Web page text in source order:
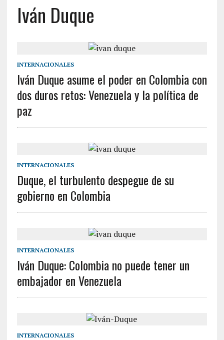
Iván Duque
INTERNACIONALES
Iván Duque asume el poder en Colombia con
dos duros retos: Venezuela y la política de
paz
INTERNACIONALES
Duque, el turbulento despegue de su
gobierno en Colombia
INTERNACIONALES
Iván Duque: Colombia no puede tener un
embajador en Venezuela
INTERNACIONALES